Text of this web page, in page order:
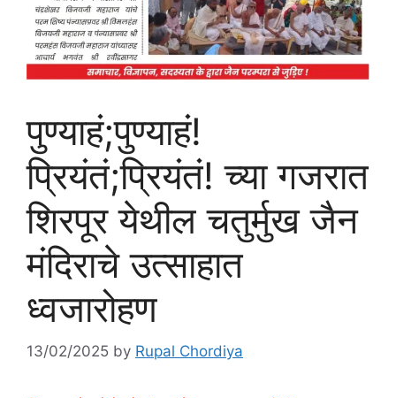
पुण्याहं;पुण्याहं!
प्रियंतं;प्रियंतं! च्या गजरात
शिरपूर येथील चतुर्मुख जैन
मंदिराचे उत्साहात
ध्वजारोहण
13/02/2025 by Rupal Chordiya